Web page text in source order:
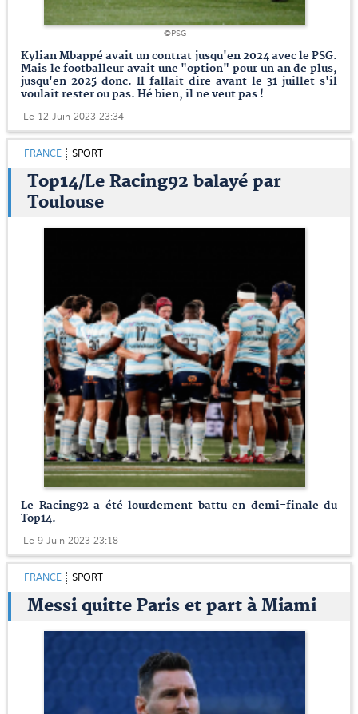
©PSG
Kylian Mbappé avait un contrat jusqu'en 2024 avec le PSG.
Mais le footballeur avait une "option" pour un an de plus,
jusqu'en 2025 donc. Il fallait dire avant le 31 juillet s'il
voulait rester ou pas. Hé bien, il ne veut pas !
Le 12 Juin 2023 23:34
FRANCE SPORT
Top14/Le Racing92 balayé par
Toulouse
Le Racing92 a été lourdement battu en demi-finale du
Top14.
Le 9 Juin 2023 23:18
FRANCE SPORT
Messi quitte Paris et part à Miami